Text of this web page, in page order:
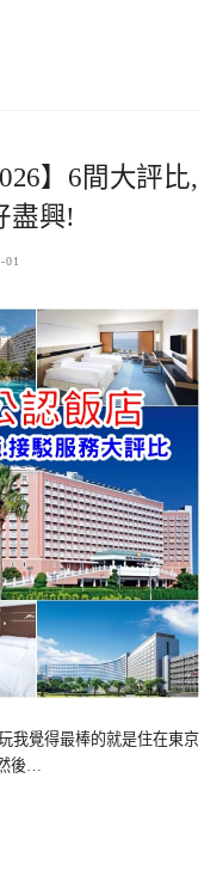
】6間大評比,
盡興!
01
我覺得最棒的就是住在東京
後…